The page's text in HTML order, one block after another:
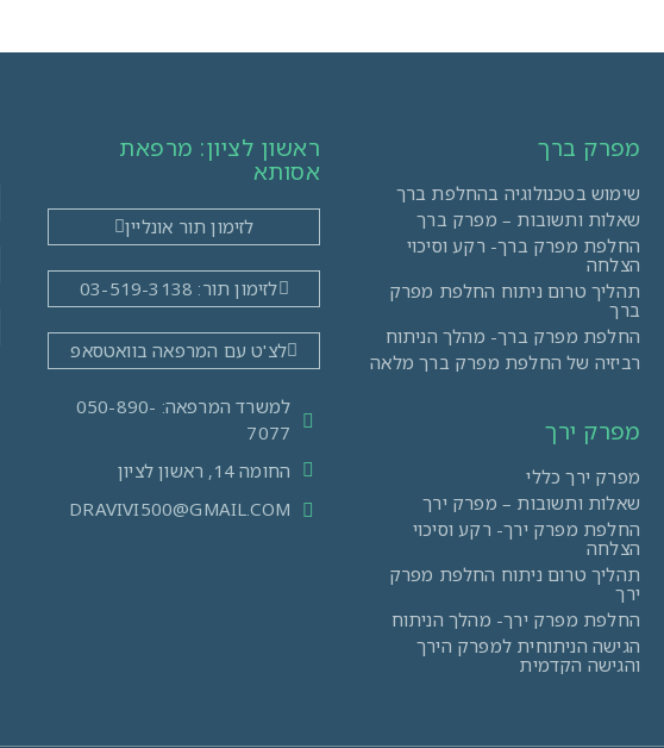
מפרק ברך
שימוש בטכנולוגיה בהחלפת ברך
שאלות ותשובות – מפרק ברך
החלפת מפרק ברך- רקע וסיכוי
הצלחה
תהליך טרום ניתוח החלפת מפרק
ברך
החלפת מפרק ברך- מהלך הניתוח
רביזיה של החלפת מפרק ברך מלאה
מפרק ירך
מפרק ירך כללי
שאלות ותשובות – מפרק ירך
החלפת מפרק ירך- רקע וסיכוי
הצלחה
תהליך טרום ניתוח החלפת מפרק
ירך
החלפת מפרק ירך- מהלך הניתוח
הגישה הניתוחית למפרק הירך
והגישה הקדמית
ראשון לציון: מרפאת
אסותא
לזימון תור אונליין
לזימון תור: 03-519-3138
לצ'ט עם המרפאה בוואטסאפ
למשרד המרפאה: 050-890-
7077
החומה 14, ראשון לציון
DRAVIVI500@GMAIL.COM